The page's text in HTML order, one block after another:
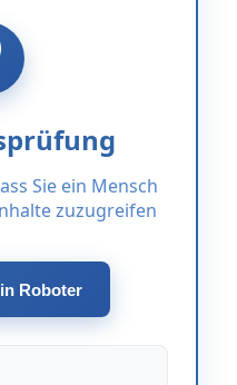
Sie ein Mensch
zuzugreifen
Roboter